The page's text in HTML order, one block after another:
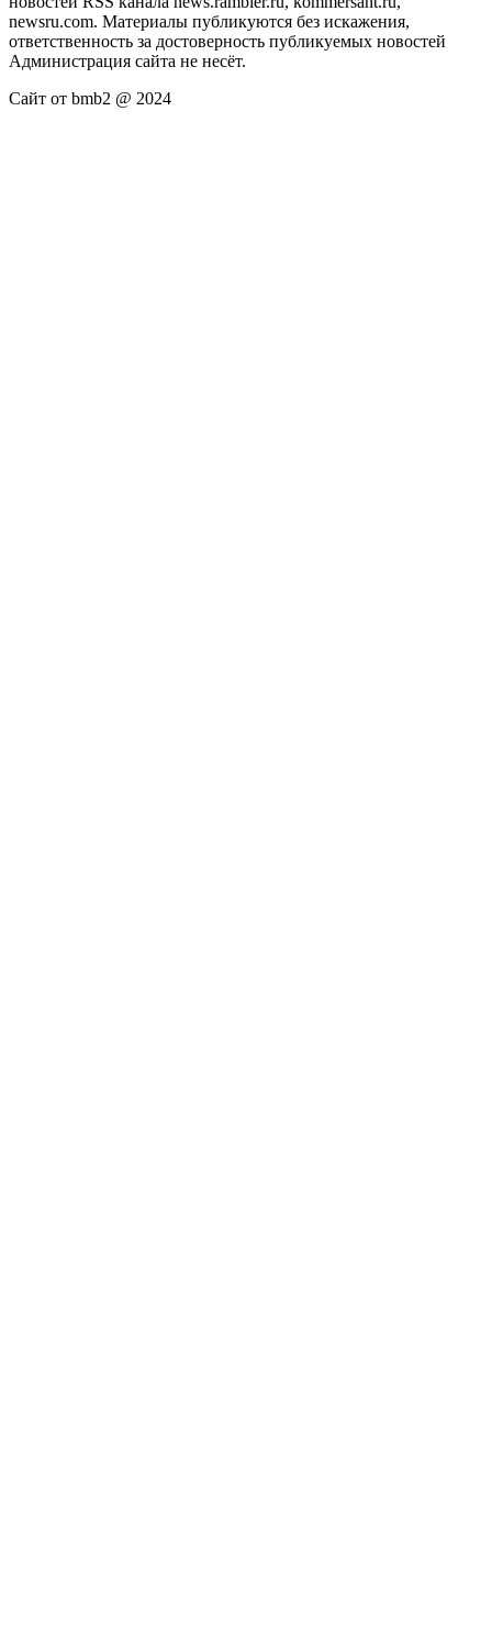
newsru.com. Материалы публикуются без искажения,
ответственность за достоверность публикуемых новостей
Администрация сайта не несёт.
Сайт от bmb2 @ 2024